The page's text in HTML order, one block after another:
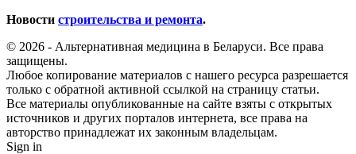
Новости строительства и ремонта.
© 2026 - Альтернативная медицина в Беларуси. Все права
защищены.
Любое копирование материалов с нашего ресурса разрешается
только с обратной активной ссылкой на страницу статьи.
Все материалы опубликованные на сайте взяты с открытых
источников и других порталов интернета, все права на
авторство принадлежат их законным владельцам.
Sign in